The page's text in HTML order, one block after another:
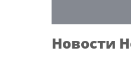
Новости